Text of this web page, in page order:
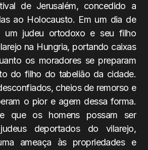
de Jerusalém, concedido a
ao Holocausto. Em um dia de
um judeu ortodoxo e seu filho
na Hungria, portando caixas
os moradores se preparam
do filho do tabelião da cidade.
cheios de remorso e
o pior e agem dessa forma.
que os homens possam ser
deportados do vilarejo,
ameaça às propriedades e